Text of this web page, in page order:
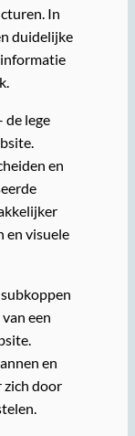
In
duidelijke
de lege
en
en visuele
een
en
zich door